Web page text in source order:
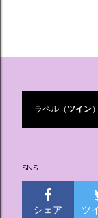
投ラベル（ツイン
SNS
シェア ツ